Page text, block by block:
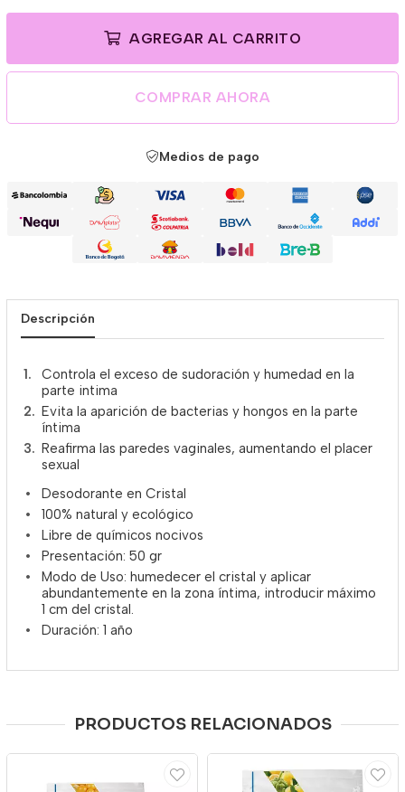
AGREGAR AL CARRITO
COMPRAR AHORA
Medios de pago
Descripción
Controla el exceso de sudoración y humedad en la
parte intima
Evita la aparición de bacterias y hongos en la parte
íntima
Reafirma las paredes vaginales, aumentando el placer
sexual
Desodorante en Cristal
100% natural y ecológico
Libre de químicos nocivos
Presentación: 50 gr
Modo de Uso: humedecer el cristal y aplicar
abundantemente en la zona íntima, introducir máximo
1 cm del cristal.
Duración: 1 año
PRODUCTOS RELACIONADOS